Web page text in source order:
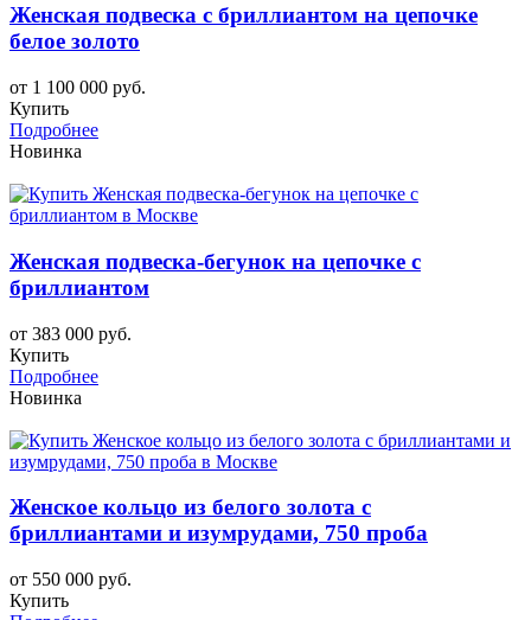
Женская подвеска с бриллиантом на цепочке
белое золото
от 1 100 000 руб.
Купить
Подробнее
Новинка
Женская подвеска-бегунок на цепочке с
бриллиантом
от 383 000 руб.
Купить
Подробнее
Новинка
Женское кольцо из белого золота с
бриллиантами и изумрудами, 750 проба
от 550 000 руб.
Купить